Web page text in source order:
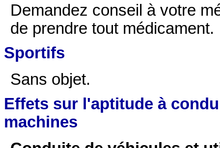
Demandez conseil à votre
de prendre tout médicament.
Sportifs
Sans objet.
Effets sur l'aptitude à
machines